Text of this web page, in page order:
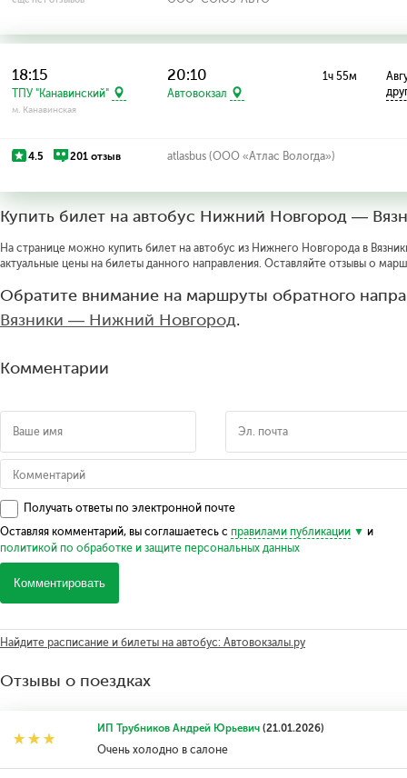
18:15
ТПУ "Канавинский"
м. Канавинская
20:10
Автовокзал
1ч 55м
4.5 201 отзыв atlasbus (ООО «Атлас Вологда»)
Купить билет на автобус Нижний Новгород —
На странице можно купить билет на автобус из Нижнего Новгорода в
актуальные цены на билеты данного направления. Оставляйте отзывы о
Обратите внимание на маршруты обратного
Вязники — Нижний Новгород.
Комментарии
Получать ответы по электронной почте
Оставляя комментарий, вы соглашаетесь с правилами публикации
и
политикой по обработке и защите персональных данных
Комментировать
Найдите расписание и билеты на автобус: Автовокзалы.ру
Отзывы о поездках
ИП Трубников Андрей Юрьевич(21.01.2026)
Очень холодно в салоне